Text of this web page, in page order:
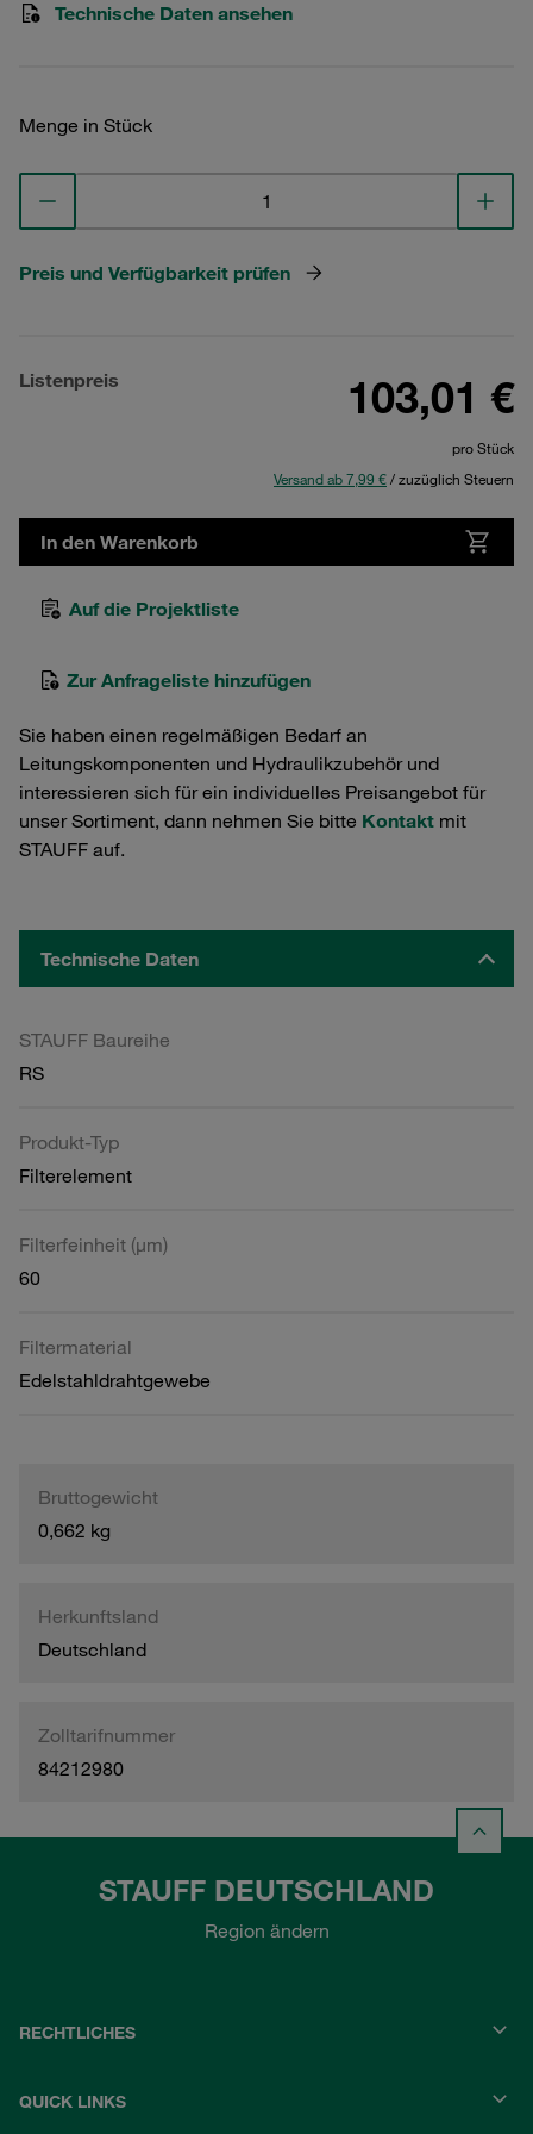
Technische Daten ansehen
Menge in Stück
Preis und Verfügbarkeit prüfen
Listenpreis 103,01 €
pro Stück
Versand ab 7,99 €/ zuzüglich Steuern
In den Warenkorb
Auf die Projektliste
Zur Anfrageliste hinzufügen
Sie haben einen regelmäßigen Bedarf an
Leitungskomponenten und Hydraulikzubehör und
interessieren sich für ein individuelles Preisangebot für
unser Sortiment, dann nehmen Sie bitte Kontakt mit
STAUFF auf.
Technische Daten
STAUFF Baureihe
RS
Produkt-Typ
Filterelement
Filterfeinheit (µm)
60
Filtermaterial
Edelstahldrahtgewebe
Bruttogewicht
0,662 kg
Herkunftsland
Deutschland
Zolltarifnummer
84212980
STAUFF DEUTSCHLAND
Region ändern
RECHTLICHES
QUICK LINKS